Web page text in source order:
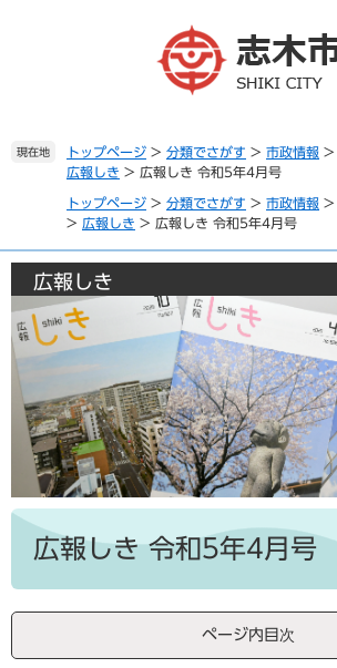
へ
現在地 トップページ > 分類でさがす > 市政情報 >
広報しき > 広報しき 令和5年4月号
トップページ > 分類でさがす > 市政情報 >
> 広報しき > 広報しき 令和5年4月号
広報しき
本
広報しき 令和5年4月号
ページ内目次